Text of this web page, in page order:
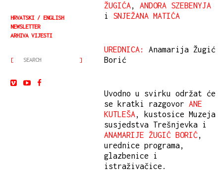
HRVATSKI
ENGLISH
NEWSLETTER
ARHIVA VIJESTI
ŽUGIĆA, ANDORA SZEBENYJA
i SNJEŽANA MATIĆA
UREDNICA:
Anamarija Žugić
Borić
Uvodno u svirku održat će
se kratki razgovor ANE
KUTLEŠA, kustosice Muzeja
susjedstva Trešnjevka i
ANAMARIJE ŽUGIĆ BORIĆ,
urednice programa,
glazbenice i
istraživačice.